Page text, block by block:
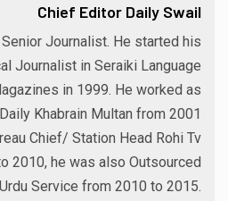
Chief Editor Daily Swail
Journalist. He started his
Journalist in Seraiki Language
in 1999. He worked as
Khabrain Multan from 2001
Chief/ Station Head Rohi Tv
2010, he was also Outsourced
Service from 2010 to 2015.